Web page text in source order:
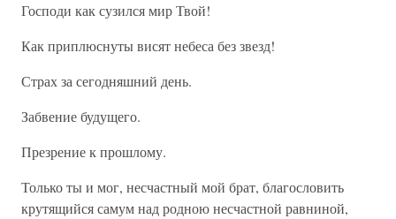
Господи как сузился мир Твой!
Как приплюснуты висят небеса без звезд!
Страх за сегодняшний день.
Забвение будущего.
Презрение к прошлому.
Только ты и мог, несчастный мой брат, благословить
крутящийся самум над родною несчастной равниной,